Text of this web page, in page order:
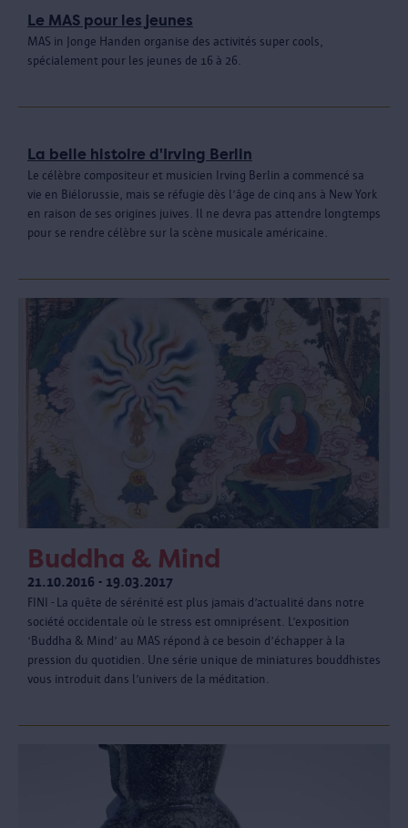
Le MAS pour les jeunes
MAS in Jonge Handen organise des activités super cools,
spécialement pour les jeunes de 16 à 26.
La belle histoire d'Irving Berlin
Le célèbre compositeur et musicien Irving Berlin a commencé sa
vie en Biélorussie, mais se réfugie dès l’âge de cinq ans à New York
en raison de ses origines juives. Il ne devra pas attendre longtemps
pour se rendre célèbre sur la scène musicale américaine.
Buddha & Mind
21.10.2016 - 19.03.2017
FINI - La quête de sérénité est plus jamais d’actualité dans notre
société occidentale où le stress est omniprésent. L’exposition
‘Buddha & Mind’ au MAS répond à ce besoin d’échapper à la
pression du quotidien. Une série unique de miniatures bouddhistes
vous introduit dans l’univers de la méditation.